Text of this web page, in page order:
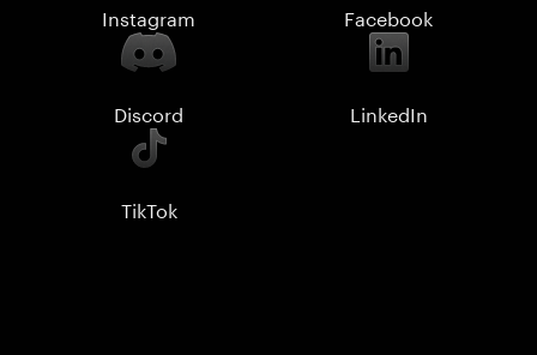
Instagram Facebook
Discord LinkedIn
TikTok